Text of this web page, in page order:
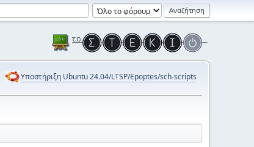
Υποστήριξη Ubuntu 24.04/LTSP/Epoptes/sch-scripts